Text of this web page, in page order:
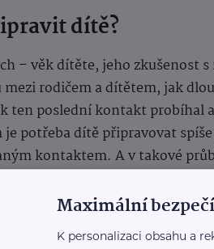
dítě?
– věk dítěte, jeho zkušenost s
rodičem a dítětem, jak
ten poslední kontakt probíhal
potřeba dítě připravovat
kontaktem. A v takové
u dalších každodenních
nimi v pohodě i dítě. Pěstoun
Maximální
K personalizaci obsahu a